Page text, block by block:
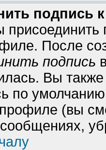
подпись
После
подпись
Вы
по
(вы